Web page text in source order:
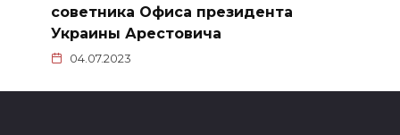
советника Офиса президента
Украины Арестовича
04.07.2023